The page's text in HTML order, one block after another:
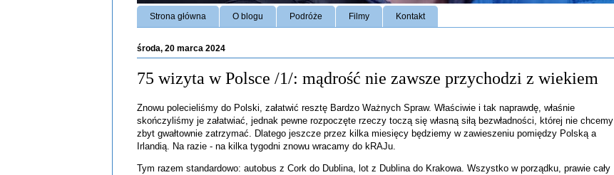
Strona główna O blogu Podróże Filmy Kontakt
środa, 20 marca 2024
75 wizyta w Polsce /1/: mądrość nie zawsze przychodzi z wiekiem
Znowu polecieliśmy do Polski, załatwić resztę Bardzo Ważnych Spraw. Właściwie i tak naprawdę, właśnie
skończyliśmy je załatwiać, jednak pewne rozpoczęte rzeczy toczą się własną siłą bezwładności, której nie chcemy
zbyt gwałtownie zatrzymać. Dlatego jeszcze przez kilka miesięcy będziemy w zawieszeniu pomiędzy Polską a
Irlandią. Na razie - na kilka tygodni znowu wracamy do kRAJu.
Tym razem standardowo: autobus z Cork do Dublina, lot z Dublina do Krakowa. Wszystko w porządku, prawie cały